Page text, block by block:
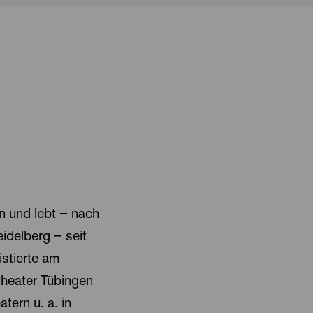
und lebt – nach
– seit
am
Tübingen
u. a. in